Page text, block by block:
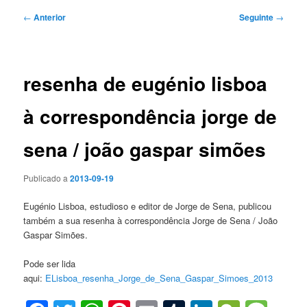
Navegação
← Anterior Seguinte →
resenha de eugénio lisboa
à correspondência jorge de
sena / joão gaspar simões
Publicado a2013-09-19
Eugénio Lisboa, estudioso e editor de Jorge de Sena, publicou
também a sua resenha à correspondência Jorge de Sena / João
Gaspar Simões.
Pode ser lida
aqui: ELisboa_resenha_Jorge_de_Sena_Gaspar_Simoes_2013